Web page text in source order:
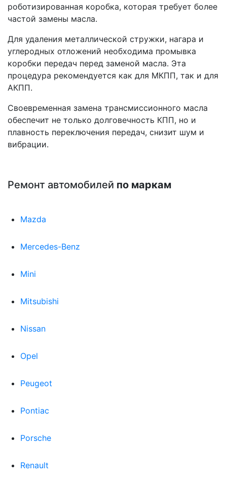
роботизированная коробка, которая требует более
частой замены масла.
Для удаления металлической стружки, нагара и
углеродных отложений необходима промывка
коробки передач перед заменой масла. Эта
процедура рекомендуется как для МКПП, так и для
АКПП.
Своевременная замена трансмиссионного масла
обеспечит не только долговечность КПП, но и
плавность переключения передач, снизит шум и
вибрации.
Ремонт автомобилей по маркам
Mazda
Mercedes-Benz
Mini
Mitsubishi
Nissan
Opel
Peugeot
Pontiac
Porsche
Renault